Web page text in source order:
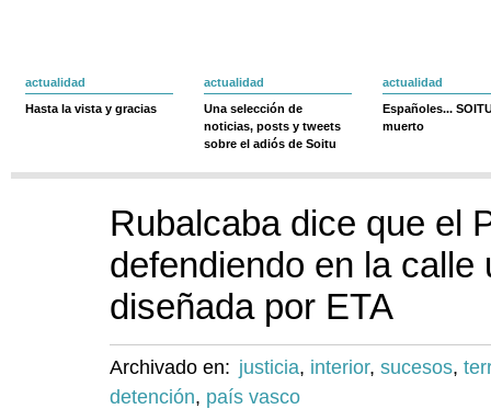
actualidad
Hasta la vista y gracias
actualidad
Una selección de
noticias, posts y tweets
sobre el adiós de Soitu
actualidad
Españoles...
muerto
Rubalcaba dice que el
defendiendo en la calle
diseñada por ETA
Archivado en: justicia, interior, sucesos,
detención, país vasco